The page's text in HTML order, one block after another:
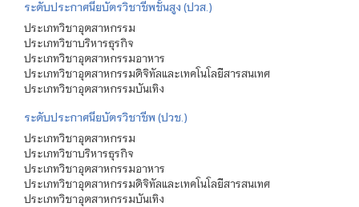
ระดับประกาศนียบัตรวิชาชีพชั้นสูง (ปวส.)
ประเภทวิชาอุตสาหกรรม
ประเภทวิชาบริหารธุรกิจ
ประเภทวิชาอุตสาหกรรมอาหาร
ประเภทวิชาอุตสาหกรรมดิจิทัลและเทคโนโลยีสารสนเทศ
ประเภทวิชาอุตสาหกรรมบันเทิง
ระดับประกาศนียบัตรวิชาชีพ (ปวช.)
ประเภทวิชาอุตสาหกรรม
ประเภทวิชาบริหารธุรกิจ
ประเภทวิชาอุตสาหกรรมอาหาร
ประเภทวิชาอุตสาหกรรมดิจิทัลและเทคโนโลยีสารสนเทศ
ประเภทวิชาอุตสาหกรรมบันเทิง